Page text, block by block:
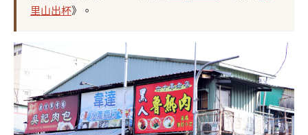
里山出杯》。